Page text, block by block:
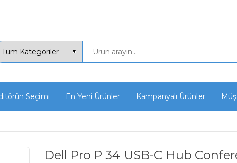
Seçimi En Yeni Ürünler Kampanyalı Ürünler
Dell Pro P 34 USB-C Hub